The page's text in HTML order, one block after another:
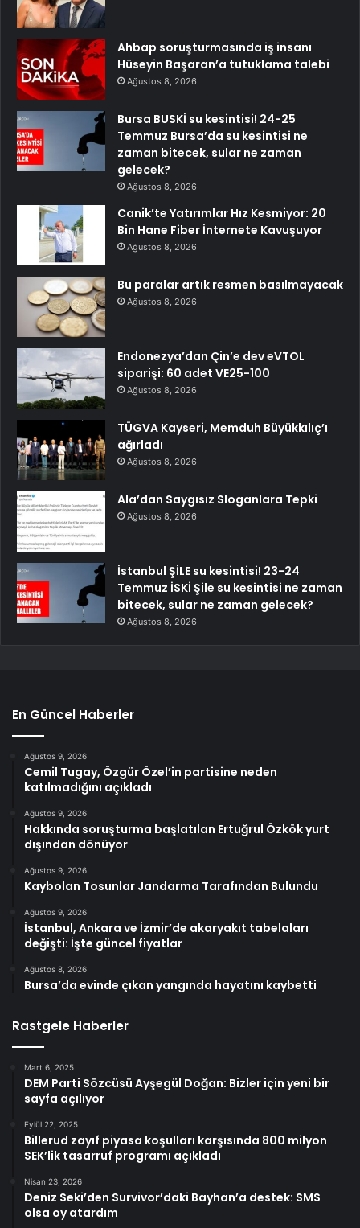
Ahbap soruşturmasında iş insanı
Hüseyin Başaran’a tutuklama talebi
Ağustos 8, 2026
Bursa BUSKİ su kesintisi! 24-25
Temmuz Bursa’da su kesintisi ne
zaman bitecek, sular ne zaman
gelecek?
Ağustos 8, 2026
Canik’te Yatırımlar Hız Kesmiyor: 20
Bin Hane Fiber İnternete Kavuşuyor
Ağustos 8, 2026
Bu paralar artık resmen basılmayacak
Ağustos 8, 2026
Endonezya’dan Çin’e dev eVTOL
siparişi: 60 adet VE25-100
Ağustos 8, 2026
TÜGVA Kayseri, Memduh Büyükkılıç’ı
ağırladı
Ağustos 8, 2026
Ala’dan Saygısız Sloganlara Tepki
Ağustos 8, 2026
İstanbul ŞİLE su kesintisi! 23-24
Temmuz İSKİ Şile su kesintisi ne zaman
bitecek, sular ne zaman gelecek?
Ağustos 8, 2026
En Güncel Haberler
Ağustos 9, 2026
Cemil Tugay, Özgür Özel’in partisine neden
katılmadığını açıkladı
Ağustos 9, 2026
Hakkında soruşturma başlatılan Ertuğrul Özkök yurt
dışından dönüyor
Ağustos 9, 2026
Kaybolan Tosunlar Jandarma Tarafından Bulundu
Ağustos 9, 2026
İstanbul, Ankara ve İzmir’de akaryakıt tabelaları
değişti: İşte güncel fiyatlar
Ağustos 8, 2026
Bursa’da evinde çıkan yangında hayatını kaybetti
Rastgele Haberler
Mart 6, 2025
DEM Parti Sözcüsü Ayşegül Doğan: Bizler için yeni bir
sayfa açılıyor
Eylül 22, 2025
Billerud zayıf piyasa koşulları karşısında 800 milyon
SEK’lik tasarruf programı açıkladı
Nisan 23, 2026
Deniz Seki’den Survivor’daki Bayhan’a destek: SMS
olsa oy atardım